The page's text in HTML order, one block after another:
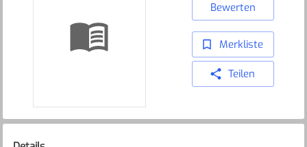
Bewerten
Merkliste
Teilen